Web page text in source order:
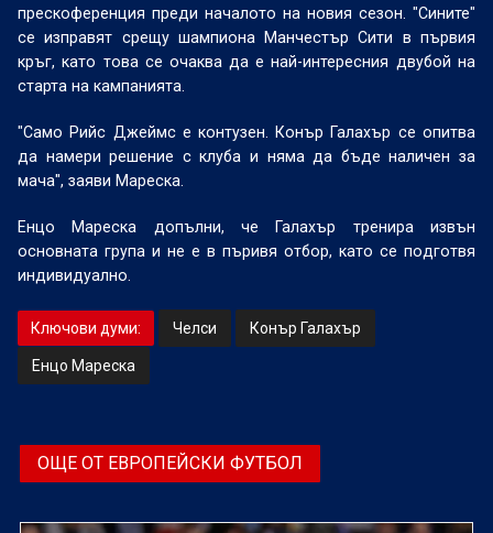
прескоференция преди началото на новия сезон. "Сините"
се изправят срещу шампиона Манчестър Сити в първия
кръг, като това се очаква да е най-интересния двубой на
старта на кампанията.
"Само Рийс Джеймс е контузен. Конър Галахър се опитва
да намери решение с клуба и няма да бъде наличен за
мача", заяви Мареска.
Енцо Мареска допълни, че Галахър тренира извън
основната група и не е в пъривя отбор, като се подготвя
индивидуално.
Ключови думи: Челси Конър Галахър
Енцо Мареска
ОЩЕ ОТ ЕВРОПЕЙСКИ ФУТБОЛ